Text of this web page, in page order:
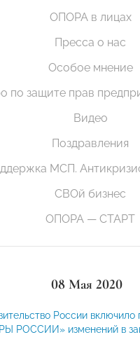
ОПОРА в лицах
Пресса о нас
Особое мнение
по защите прав
Видео
Поздравления
МСП.
СВОй бизнес
ОПОРА — СТАРТ
08 Мая 2020
России
РОССИИ» изменений в